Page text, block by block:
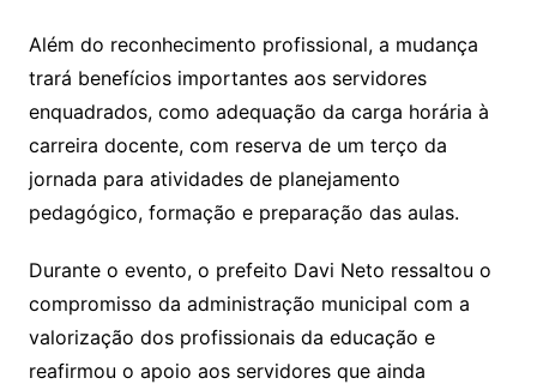
Além do reconhecimento profissional, a mudança
trará benefícios importantes aos servidores
enquadrados, como adequação da carga horária à
carreira docente, com reserva de um terço da
jornada para atividades de planejamento
pedagógico, formação e preparação das aulas.
Durante o evento, o prefeito Davi Neto ressaltou o
compromisso da administração municipal com a
valorização dos profissionais da educação e
reafirmou o apoio aos servidores que ainda